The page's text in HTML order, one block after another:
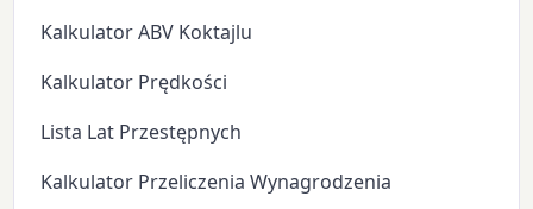
Kalkulator ABV Koktajlu
Kalkulator Prędkości
Lista Lat Przestępnych
Kalkulator Przeliczenia Wynagrodzenia